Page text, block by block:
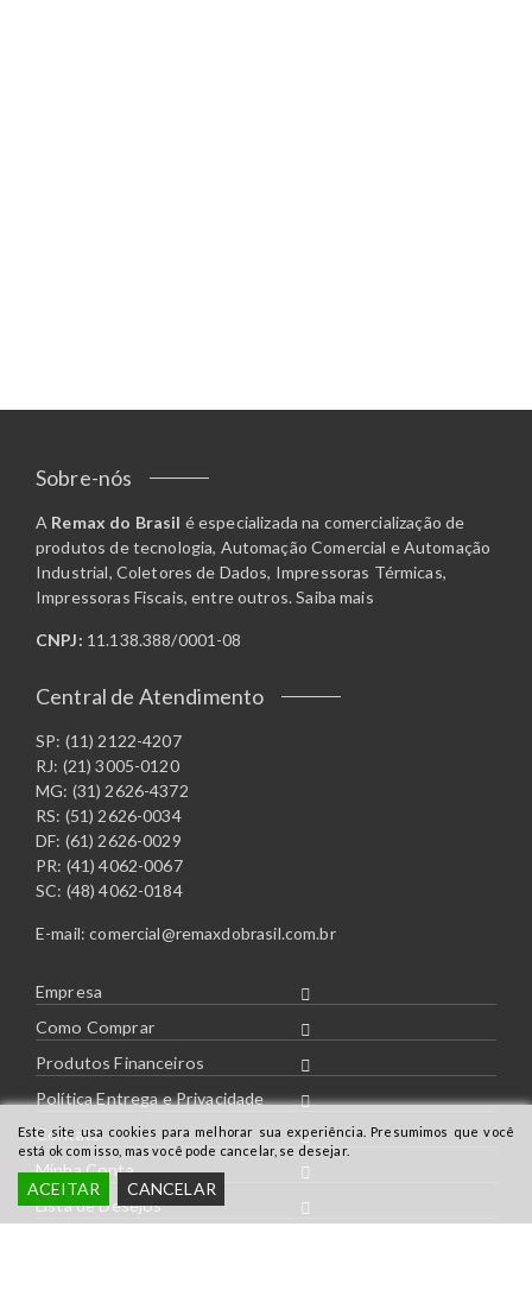
Sobre-nós
A Remax do Brasil é especializada na comercialização de
produtos de tecnologia, Automação Comercial e Automação
Industrial, Coletores de Dados, Impressoras Térmicas,
Impressoras Fiscais, entre outros.Saiba mais
CNPJ: 11.138.388/0001-08
Central de Atendimento
SP: (11) 2122-4207
RJ: (21) 3005-0120
MG: (31) 2626-4372
RS: (51) 2626-0034
DF: (61) 2626-0029
PR: (41) 4062-0067
SC: (48) 4062-0184
E-mail:comercial@remaxdobrasil.com.br
Empresa
Como Comprar
Produtos Financeiros
Política Entrega e Privacidade
Contato
Minha Conta
Lista de Desejos
Este site usa cookies para melhorar sua experiência. Presumimos que você
está ok com isso, mas você pode cancelar, se desejar.
ACEITAR CANCELAR